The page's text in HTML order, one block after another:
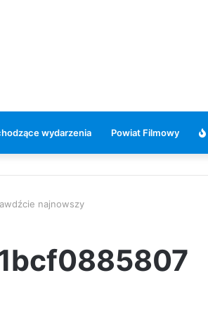
wydarzenia Powiat Filmowy
najnowszy